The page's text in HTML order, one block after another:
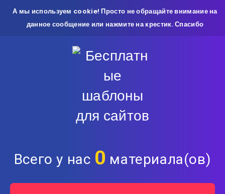
А мы используем cookie! Просто не обращайте внимание на
данное сообщение или нажмите на крестик. Спасибо
Всего у нас 0 материала(ов)